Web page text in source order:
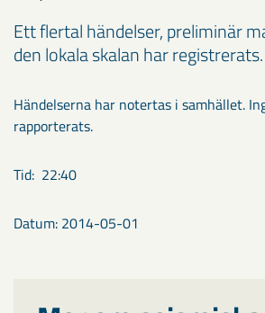
Ett flertal händelser, preliminär
den lokala skalan har registrerats.
Händelserna har notertas i samhället.
rapporterats.
Tid: 22:40
Datum: 2014-05-01